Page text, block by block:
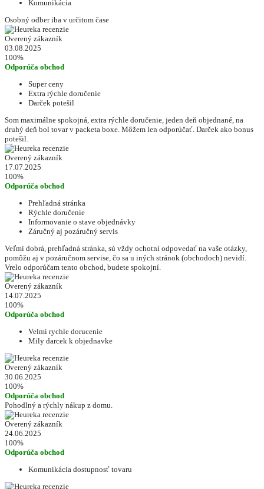
Komunikácia
Osobný odber iba v určitom čase
Overený zákazník
03.08.2025
100%
Odporúča obchod
Super ceny
Extra rýchle doručenie
Darček potešil
Som maximálne spokojná, extra rýchle doručenie, jeden deň objednané, na
druhý deň bol tovar v packeta boxe. Môžem len odporúčať. Darček ako bonus
potešil.
Overený zákazník
17.07.2025
100%
Odporúča obchod
Prehľadná stránka
Rýchle doručenie
Informovanie o stave objednávky
Záručný aj pozáručný servis
Veľmi dobrá, prehľadná stránka, sú vždy ochotní odpovedať na vaše otázky,
pomôžu aj v pozáručnom servise, čo sa u iných stránok (obchodoch) nevidí.
Vrelo odporúčam tento obchod, budete spokojní.
Overený zákazník
14.07.2025
100%
Odporúča obchod
Velmi rychle dorucenie
Mily darcek k objednavke
Overený zákazník
30.06.2025
100%
Odporúča obchod
Pohodlný a rýchly nákup z domu.
Overený zákazník
24.06.2025
100%
Odporúča obchod
Komunikácia dostupnosť tovaru